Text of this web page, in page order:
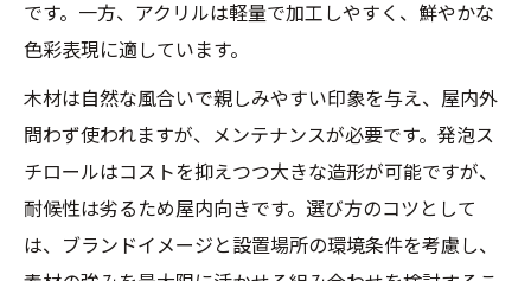
です。一方、アクリルは軽量で加工しやすく、鮮やかな
色彩表現に適しています。
木材は自然な風合いで親しみやすい印象を与え、屋内外
問わず使われますが、メンテナンスが必要です。発泡ス
チロールはコストを抑えつつ大きな造形が可能ですが、
耐候性は劣るため屋内向きです。選び方のコツとして
は、ブランドイメージと設置場所の環境条件を考慮し、